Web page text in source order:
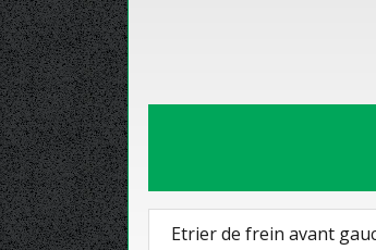
Etrier de frein avant